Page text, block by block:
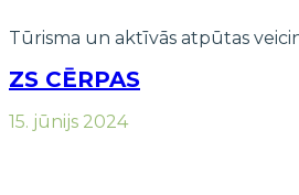
Tūrisma un aktīvās atpūtas
ZS CĒRPAS
15. jūnijs 2024